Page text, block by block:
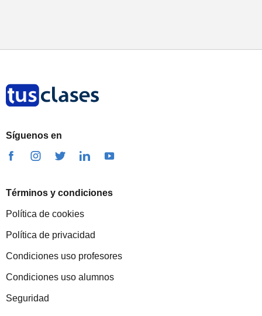
Síguenos en
Términos y condiciones
Política de cookies
Política de privacidad
Condiciones uso profesores
Condiciones uso alumnos
Seguridad